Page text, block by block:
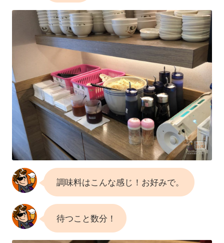
調味料はこんな感じ！お好みで。
待つこと数分！